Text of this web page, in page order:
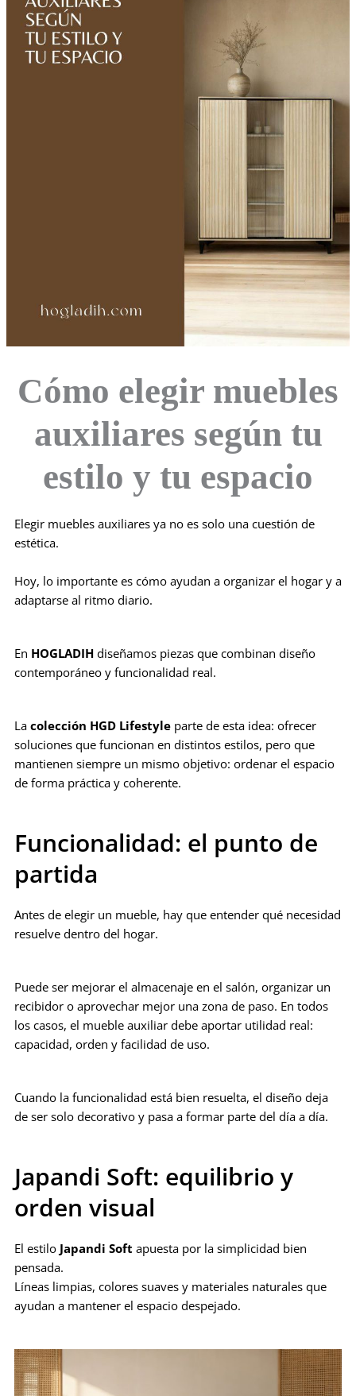
Cómo elegir muebles
auxiliares según tu
estilo y tu espacio
Elegir muebles auxiliares ya no es solo una cuestión de
estética.
Hoy, lo importante es cómo ayudan a organizar el hogar y a
adaptarse al ritmo diario.
En HOGLADIHdiseñamos piezas que combinan diseño
contemporáneo y funcionalidad real.
La colección HGD Lifestyleparte de esta idea: ofrecer
soluciones que funcionan en distintos estilos, pero que
mantienen siempre un mismo objetivo: ordenar el espacio
de forma práctica y coherente.
Funcionalidad: el punto de
partida
Antes de elegir un mueble, hay que entender qué necesidad
resuelve dentro del hogar.
Puede ser mejorar el almacenaje en el salón, organizar un
recibidor o aprovechar mejor una zona de paso. En todos
los casos, el mueble auxiliar debe aportar utilidad real:
capacidad, orden y facilidad de uso.
Cuando la funcionalidad está bien resuelta, el diseño deja
de ser solo decorativo y pasa a formar parte del día a día.
Japandi Soft: equilibrio y
orden visual
El estilo Japandi Soft apuesta por la simplicidad bien
pensada.
Líneas limpias, colores suaves y materiales naturales que
ayudan a mantener el espacio despejado.